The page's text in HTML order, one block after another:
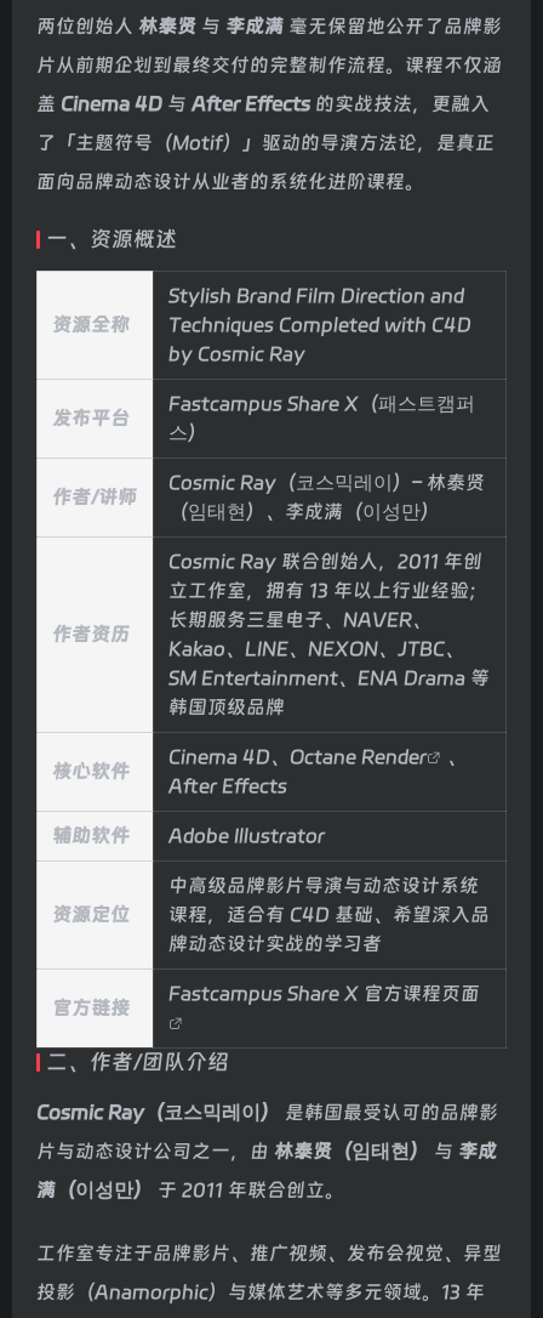
两位创始人 林泰贤 与 李成满 毫无保留地公开了品牌影
片从前期企划到最终交付的完整制作流程。课程不仅涵
盖 Cinema 4D 与 After Effects的实战技法，更融入
了「主题符号（Motif）」驱动的导演方法论，是真正
面向品牌动态设计从业者的系统化进阶课程。
一、资源概述
资源全称
Stylish Brand Film Direction and
Techniques Completed with C4D
by Cosmic Ray
发布平台
Fastcampus Share X（패스트캠퍼
스）
作者/讲师
Cosmic Ray（코스믹레이）– 林泰贤
（임태현）、李成满（이성만）
作者资历
Cosmic Ray 联合创始人，2011 年创
立工作室，拥有 13 年以上行业经验；
长期服务三星电子、NAVER、
Kakao、LINE、NEXON、JTBC、
SM Entertainment、ENA Drama 等
韩国顶级品牌
核心软件
Cinema 4D、 Octane Render
、
After Effects
辅助软件 Adobe Illustrator
资源定位
中高级品牌影片导演与动态设计系统
课程，适合有 C4D 基础、希望深入品
牌动态设计实战的学习者
官方链接
Fastcampus Share X 官方课程页面
二、作者/团队介绍
Cosmic Ray（코스믹레이）
是韩国最受认可的品牌影
片与动态设计公司之一，由 林泰贤（임태현） 与 李成
满（이성만）
于 2011 年联合创立。
工作室专注于品牌影片、推广视频、发布会视觉、异型
投影（Anamorphic）与媒体艺术等多元领域。13 年